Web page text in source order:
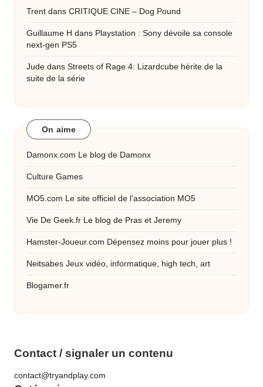
Trent dans CRITIQUE CINE – Dog Pound
Guillaume H dans Playstation : Sony dévoile sa console
next-gen PS5
Jude dans Streets of Rage 4: Lizardcube hérite de la
suite de la série
On aime
Damonx.com Le blog de Damonx
Culture Games
MO5.com Le site officiel de l’association MO5
Vie De Geek.fr Le blog de Pras et Jeremy
Hamster-Joueur.com Dépensez moins pour jouer plus !
Neitsabes Jeux vidéo, informatique, high tech, art
Blogamer.fr
Contact / signaler un contenu
contact@tryandplay.com